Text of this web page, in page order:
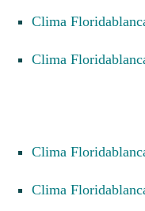
Clima
Clima
Clima
Clima